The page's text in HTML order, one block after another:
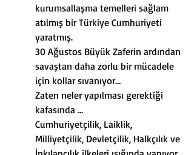
kurumsallaşma temelleri sağlam
atılmış bir Türkiye Cumhuriyeti
yaratmış.
30 Ağustos Büyük Zaferin ardından
savaştan daha zorlu bir mücadele
için kollar sıvanıyor…
Zaten neler yapılması gerektiği
kafasında …
Cumhuriyetçilik, Laiklik,
Milliyetçilik, Devletçilik, Halkçılık ve